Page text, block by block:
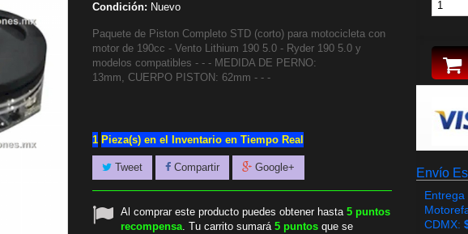
Condición: Nuevo
Paquete de Piston Completo STD (corto) para motocicleta con
motor de 190cc - Vento Lithium 190 5.0 - Ryder 190 5.0 y
modelos compatibles - - - MEDIDA DE PERNO:
13mm, CUERPO PISTON: 62mm - - -
1 Pieza(s) en el Inventario en Tiempo Real
Tweet Compartir Google+
Al comprar este producto puedes obtener hasta 5 puntos
recompensa. Tu carrito sumará 5 puntos que se
Envío
CDMX: